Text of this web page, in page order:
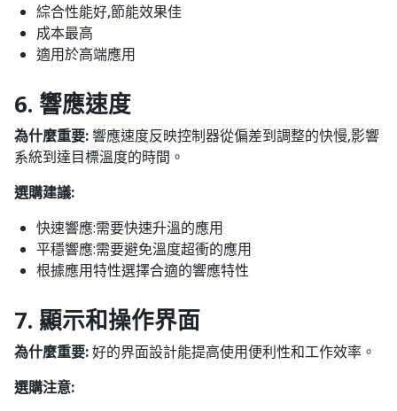
綜合性能好,節能效果佳
成本最高
適用於高端應用
6. 響應速度
為什麼重要:響應速度反映控制器從偏差到調整的快慢,影響
系統到達目標溫度的時間。
選購建議:
快速響應:需要快速升溫的應用
平穩響應:需要避免溫度超衝的應用
根據應用特性選擇合適的響應特性
7. 顯示和操作界面
為什麼重要:好的界面設計能提高使用便利性和工作效率。
選購注意: